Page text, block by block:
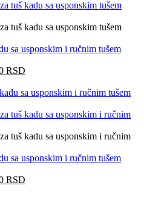
sa usponskim i ručnim tušem
RSD
sa usponskim i ručnim tušem
RSD